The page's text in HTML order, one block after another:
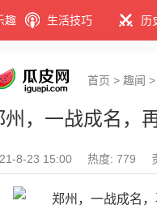
趣 生活技巧 历
首页 > 趣闻 >
州，一战成名，
8-23 15:00 热度: 779